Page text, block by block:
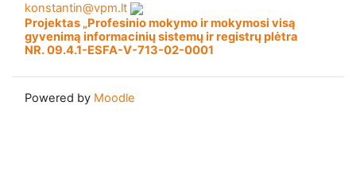
konstantin@vpm.lt
Projektas „Profesinio mokymo ir mokymosi visą
gyvenimą informacinių sistemų ir registrų plėtra
NR. 09.4.1-ESFA-V-713-02-0001
Powered by Moodle